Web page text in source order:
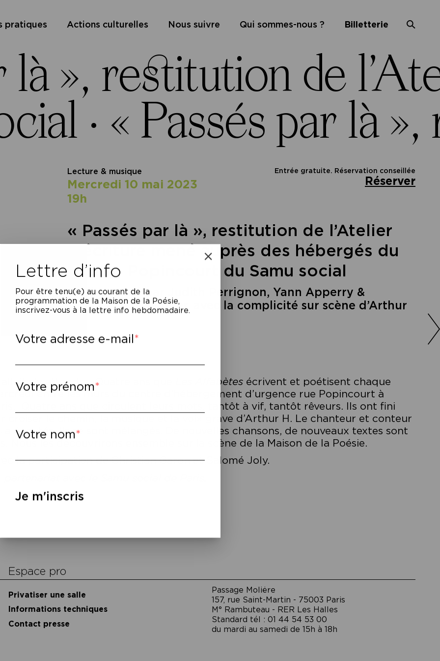
pratiques Actions culturelles Nous suivre Qui sommes-nous ? Billetterie
là », restitution de
· « Passés par là
Entrée gratuite. Réservation conseillée
Réserver
Lecture & musique
mercredi 10 mai 2023
19h
« Passés par là », restitution de l’Atelier
d’écriture mené auprès des hébergés du
Centre Popincourt du Samu social
Atelier mené par Judith Perrignon, Yann Apperry &
Donatien Chateigner, avec la complicité sur scène d’Arthur
s’y attendre. Quatre ans que Les Alfabètes écrivent et poétisent chaque
entre les murs du centre d’hébergement d’urgence rue Popincourt à
Quatre ans que circulent leurs mots, tantôt à vif, tantôt rêveurs. Ils ont fini
croiser le chemin, la musique et la voix grave d’Arthur H. Le chanteur et conteur
a écoutés. Ils se sont mélangés. De nouvelles chansons, de nouveaux textes sont
Nous les découvrirons ensemble sur la scène de la Maison de la Poésie.
la participation de Christian Garon et Salomé Joly.
partenariat avec le Samu social de Paris.
Espace pro
Privatiser une salle
Informations techniques
Contact presse
Passage Moliėre
157, rue Saint-Martin - 75003 Paris
M° Rambuteau - RER Les Halles
Standard tél : 01 44 54 53 00
du mardi au samedi de 15h à 18h
Lettre d’info
Pour être tenu(e) au courant de la
programmation de la Maison de la Poésie,
inscrivez-vous à la lettre info hebdomadaire.
Votre adresse e-mail
Votre prénom
Votre nom
Je m'inscris